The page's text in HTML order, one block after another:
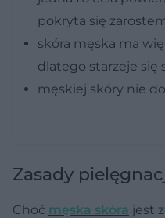
pokryta się
skóra męska ma
dlatego starzeje się
męskiej skóry nie
Zasady
Choć męska skóra jest